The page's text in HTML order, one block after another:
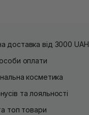
доставка від 3000 UAH
оплати
косметика
та лояльності
топ товари